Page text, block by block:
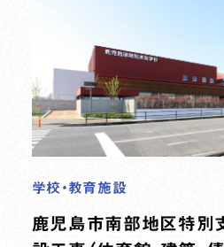
学校・教育施設
鹿児島市南部地区特別